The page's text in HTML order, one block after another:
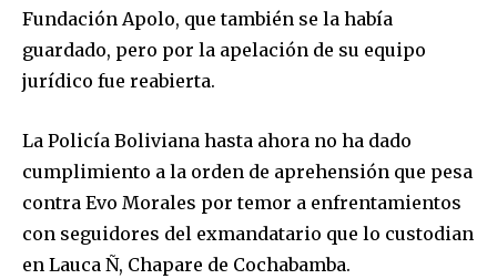
SUBSCRIBE
I've read and accept the
Fundación Apolo, que también se la había
guardado, pero por la apelación de su equipo
jurídico fue reabierta.
La Policía Boliviana hasta ahora no ha dado
cumplimiento a la orden de aprehensión que pesa
contra Evo Morales por temor a enfrentamientos
con seguidores del exmandatario que lo custodian
en Lauca Ñ, Chapare de Cochabamba.